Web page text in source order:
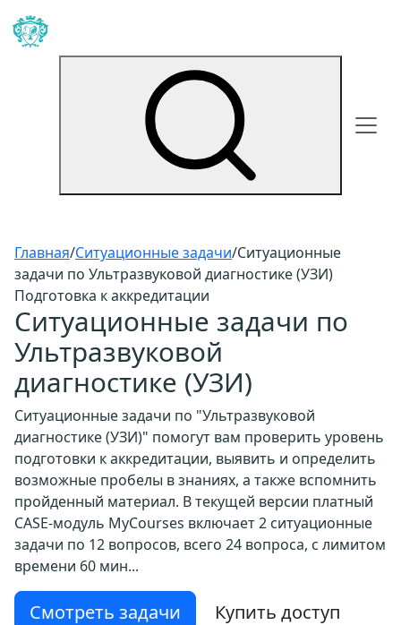
Главная/Ситуационные задачи/Ситуационные
задачи по Ультразвуковой диагностике (УЗИ)
Подготовка к аккредитации
Ситуационные задачи по
Ультразвуковой
диагностике (УЗИ)
Ситуационные задачи по "Ультразвуковой
диагностике (УЗИ)" помогут вам проверить уровень
подготовки к аккредитации, выявить и определить
возможные пробелы в знаниях, а также вспомнить
пройденный материал. В текущей версии платный
CASE-модуль MyCourses включает 2 ситуационные
задачи по 12 вопросов, всего 24 вопроса, с лимитом
времени 60 мин...
Смотреть задачи Купить доступ